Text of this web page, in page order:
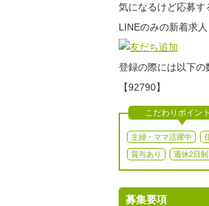
気になるけど応募す
LINEのみの新着求
登録の際には以下の
【92790】
こだわりポイン
主婦・ママ活躍中
賞与あり 週休2日制
募集要項